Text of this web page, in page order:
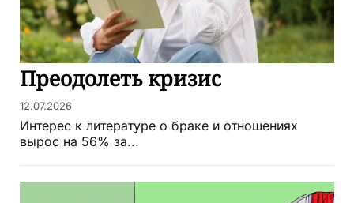
Преодолеть кризис
12.07.2026
Интерес к литературе о браке и отношениях
вырос на 56% за...